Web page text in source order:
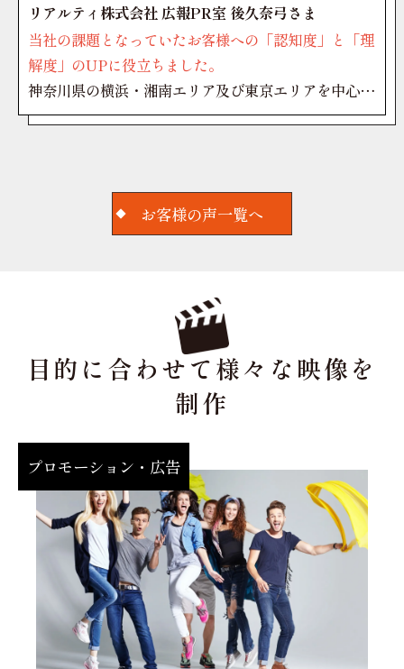
リアルティ株式会社 広報PR室 後久奈弓さま
当社の課題となっていたお客様への「認知度」と「理
解度」のUPに役立ちました。
神奈川県の横浜・湘南エリア及び東京エリアを中心
に、土地や物件探しから、中古住宅のリノベーショ
んしん住宅ネットを運営するリアルティグループ、広
報PR室の後久奈弓さんに、ポライズンの映像制作・
動画制作に対する感想や印象を伺いました。
お客様の声一覧へ
目的に合わせて様々な映像を
制作
会社・施設・店舗紹介